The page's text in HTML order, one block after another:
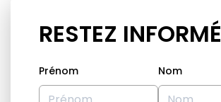
RESTEZ INFORMÉ
Prénom Nom